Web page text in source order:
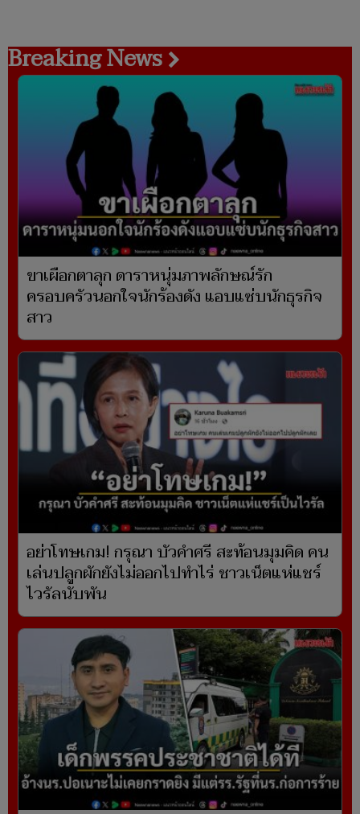
Breaking News
ขาเผือกตาลุก ดาราหนุ่มภาพลักษณ์รัก
ครอบครัวนอกใจนักร้องดัง แอบแซ่บนักธุรกิจ
สาว
อย่าโทษเกม! กรุณา บัวคำศรี สะท้อนมุมคิด คน
เล่นปลูกผักยังไม่ออกไปทำไร่ ชาวเน็ตแห่แชร์
ไวรัลนับพัน